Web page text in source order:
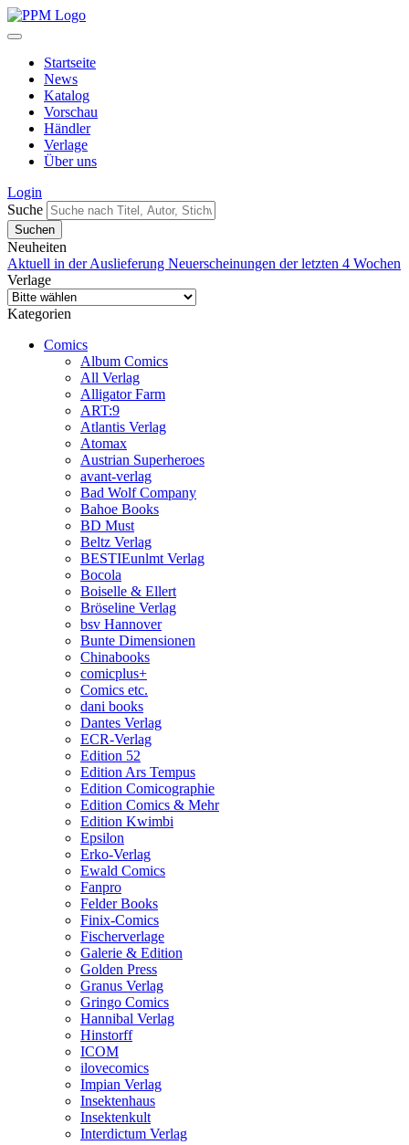
Startseite
News
Katalog
Vorschau
Händler
Verlage
Über uns
Login
Suche
Neuheiten
Aktuell in der Auslieferung Neuerscheinungen der letzten 4 Wochen
Verlage
Kategorien
Comics
Album Comics
All Verlag
Alligator Farm
ART:9
Atlantis Verlag
Atomax
Austrian Superheroes
avant-verlag
Bad Wolf Company
Bahoe Books
BD Must
Beltz Verlag
BESTIEunlmt Verlag
Bocola
Boiselle & Ellert
Bröseline Verlag
bsv Hannover
Bunte Dimensionen
Chinabooks
comicplus+
Comics etc.
dani books
Dantes Verlag
ECR-Verlag
Edition 52
Edition Ars Tempus
Edition Comicographie
Edition Comics & Mehr
Edition Kwimbi
Epsilon
Erko-Verlag
Ewald Comics
Fanpro
Felder Books
Finix-Comics
Fischerverlage
Galerie & Edition
Golden Press
Granus Verlag
Gringo Comics
Hannibal Verlag
Hinstorff
ICOM
ilovecomics
Impian Verlag
Insektenhaus
Insektenkult
Interdictum Verlag